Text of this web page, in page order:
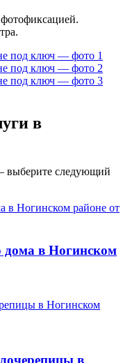
в
выберите следующий
от
дома в Ногинском
в